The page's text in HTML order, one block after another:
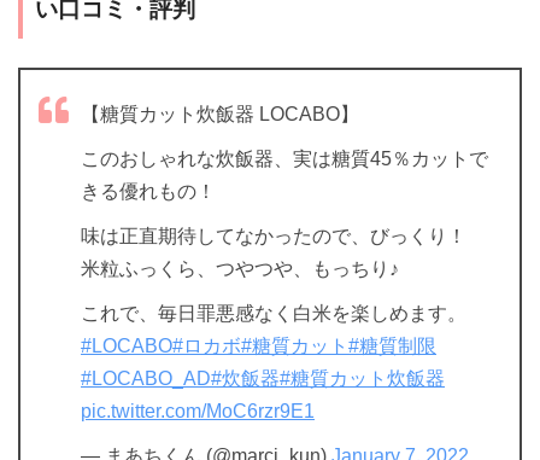
い口コミ・評判
【糖質カット炊飯器 LOCABO】
このおしゃれな炊飯器、実は糖質45％カットで
きる優れもの！
味は正直期待してなかったので、びっくり！
米粒ふっくら、つやつや、もっちり♪
これで、毎日罪悪感なく白米を楽しめます。
#LOCABO#ロカボ#糖質カット #糖質制限
#LOCABO_AD#炊飯器#糖質カット炊飯器
pic.twitter.com/MoC6rzr9E1